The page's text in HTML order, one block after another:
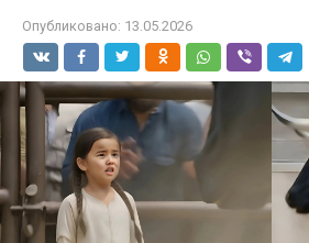
Опубликовано: 13.05.2026